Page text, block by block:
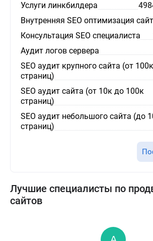
Услуги линкбилдера
Внутренняя SEO оптимизация
Консультация SEO специалиста
Аудит логов сервера
SEO аудит крупного сайта (от 100к
страниц)
SEO аудит сайта (от 10к до 100к
страниц)
SEO аудит небольшого сайта (до
страниц)
Лучшие специалисты по
сайтов